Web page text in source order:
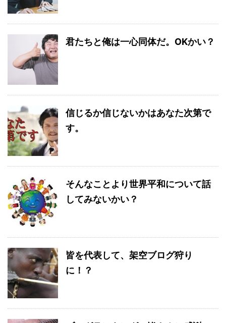
君たちと俺は一心同体だ。OKかい？
信じるか信じないかはあなた次第で
す。
そんなことより世界平和について話
してみないかい？
皆を代表して、架空ブログ狩り
に！？